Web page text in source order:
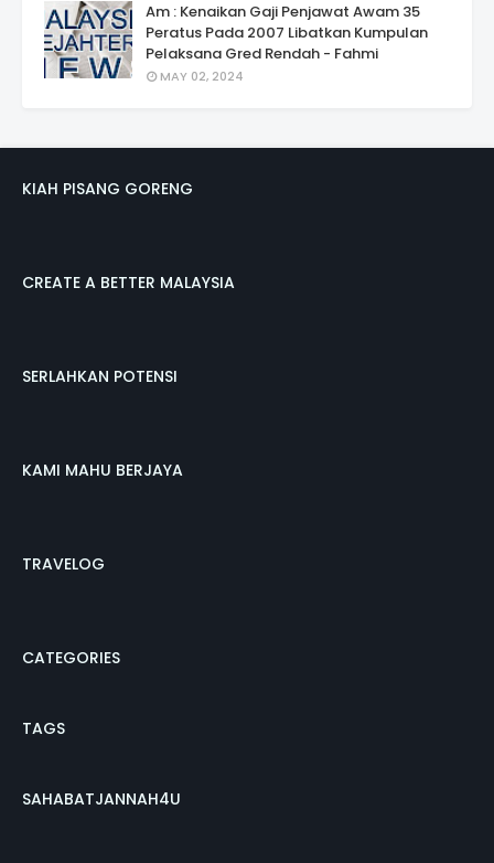
Am : Kenaikan Gaji Penjawat Awam 35
Peratus Pada 2007 Libatkan Kumpulan
Pelaksana Gred Rendah - Fahmi
MAY 02, 2024
KIAH PISANG GORENG
CREATE A BETTER MALAYSIA
SERLAHKAN POTENSI
KAMI MAHU BERJAYA
TRAVELOG
CATEGORIES
TAGS
SAHABATJANNAH4U